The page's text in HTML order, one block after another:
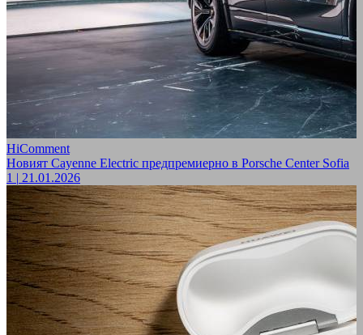
HiComment
Новият Cayenne Electric предпремиерно в Porsche Center Sofia
1 | 21.01.2026